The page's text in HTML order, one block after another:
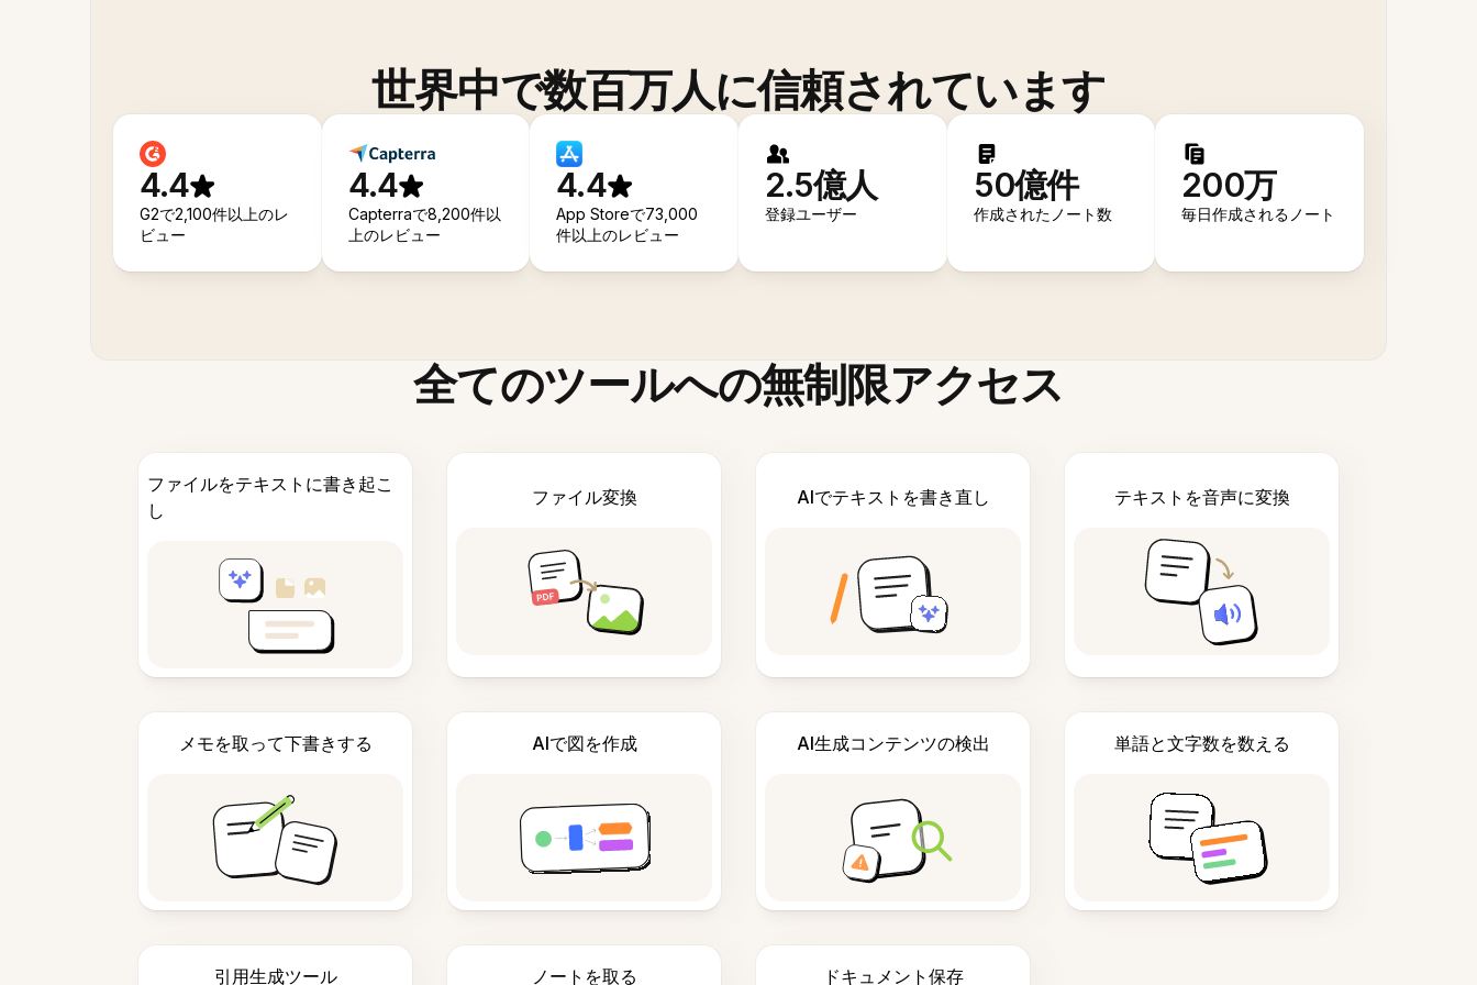
世界中で数百万人に信頼されています
4.4
G2で2,100件以上のレ
ビュー
4.4
Capterraで8,200件以
上のレビュー
4.4
App Storeで73,000
件以上のレビュー
2.5億人
登録ユーザー
50億件
作成されたノート数
200万
毎日作成されるノート
全てのツールへの無制限アクセス
ファイルをテキストに書き起こ
し
ファイル変換 AIでテキストを書き直し テキストを音声に変換
メモを取って下書きする AIで図を作成 AI生成コンテンツの検出 単語と文字数を数える
引用生成ツール ノートを取る ドキュメント保存